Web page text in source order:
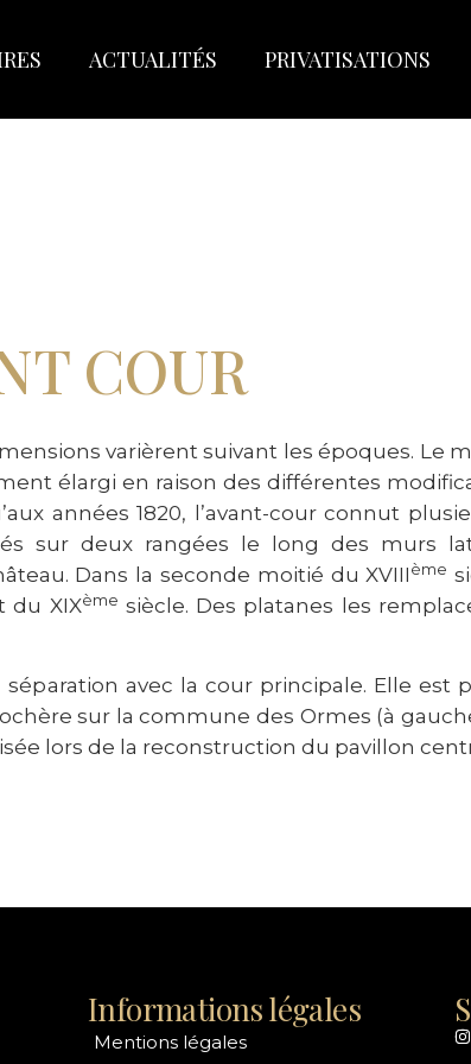
ACTUALITÉS PRIVATISATIONS
COUR
varièrent suivant les époques. Le
élargi en raison des différentes
années 1820, l’avant-cour connut
sur deux rangées le long des murs
Dans la seconde moitié du XVIII ème
du XIXème siècle. Des platanes les
avec la cour principale. Elle est
sur la commune des Ormes (à
lors de la reconstruction du pavillon
Informations légales
Mentions légales